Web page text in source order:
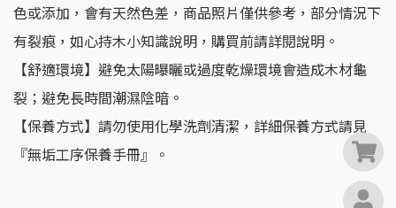
色或添加，會有天然色差，商品照片僅供參考，部分情況下
有裂痕，如心持木小知識說明，購買前請詳閱說明。
【舒適環境】避免太陽曝曬或過度乾燥環境會造成木材龜
裂；避免長時間潮濕陰暗。
【保養方式】請勿使用化學洗劑清潔，詳細保養方式請見
『無垢工序保養手冊』。
0